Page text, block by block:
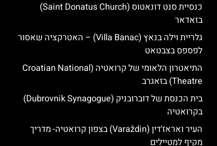
כנסיית סנט דונאטוס (Saint Donatus Church)
בזאדאר
גלריית וילה בנאץ (Villa Banac) – האטרקציה שאסור
לפספס בצבטאט
התיאטרון הלאומי של קרואטיה (Croatian National
Theatre) בזאגרב
בית הכנסת של דוברובניק (Dubrovnik Synagogue)
בקרואטיה
העיר ואראז'דין (Varaždin) בצפון קרואטיה- מדריך
מקיף למטיילים